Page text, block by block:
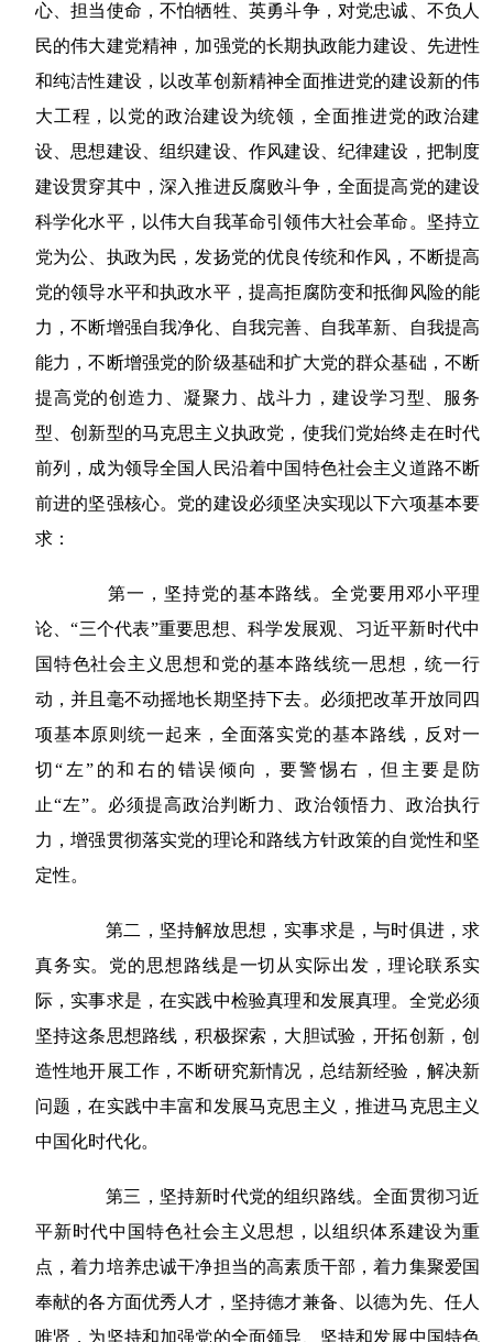
心、担当使命，不怕牺牲、英勇斗争，对党忠诚、不负人
民的伟大建党精神，加强党的长期执政能力建设、先进性
和纯洁性建设，以改革创新精神全面推进党的建设新的伟
大工程，以党的政治建设为统领，全面推进党的政治建
设、思想建设、组织建设、作风建设、纪律建设，把制度
建设贯穿其中，深入推进反腐败斗争，全面提高党的建设
科学化水平，以伟大自我革命引领伟大社会革命。坚持立
党为公、执政为民，发扬党的优良传统和作风，不断提高
党的领导水平和执政水平，提高拒腐防变和抵御风险的能
力，不断增强自我净化、自我完善、自我革新、自我提高
能力，不断增强党的阶级基础和扩大党的群众基础，不断
提高党的创造力、凝聚力、战斗力，建设学习型、服务
型、创新型的马克思主义执政党，使我们党始终走在时代
前列，成为领导全国人民沿着中国特色社会主义道路不断
前进的坚强核心。党的建设必须坚决实现以下六项基本要
求：
第一，坚持党的基本路线。全党要用邓小平理
论、“三个代表”重要思想、科学发展观、习近平新时代中
国特色社会主义思想和党的基本路线统一思想，统一行
动，并且毫不动摇地长期坚持下去。必须把改革开放同四
项基本原则统一起来，全面落实党的基本路线，反对一
切“左”的和右的错误倾向，要警惕右，但主要是防
止“左”。必须提高政治判断力、政治领悟力、政治执行
力，增强贯彻落实党的理论和路线方针政策的自觉性和坚
定性。
第二，坚持解放思想，实事求是，与时俱进，求
真务实。党的思想路线是一切从实际出发，理论联系实
际，实事求是，在实践中检验真理和发展真理。全党必须
坚持这条思想路线，积极探索，大胆试验，开拓创新，创
造性地开展工作，不断研究新情况，总结新经验，解决新
问题，在实践中丰富和发展马克思主义，推进马克思主义
中国化时代化。
第三，坚持新时代党的组织路线。全面贯彻习近
平新时代中国特色社会主义思想，以组织体系建设为重
点，着力培养忠诚干净担当的高素质干部，着力集聚爱国
奉献的各方面优秀人才，坚持德才兼备、以德为先、任人
唯贤，为坚持和加强党的全面领导、坚持和发展中国特色